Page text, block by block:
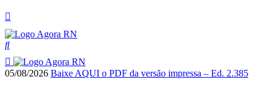
05/08/2026 Baixe AQUI o PDF da versão impressa – Ed. 2.385